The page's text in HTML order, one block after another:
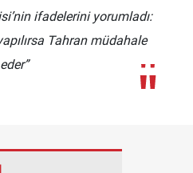
ifadelerini yorumladı:
Tahran müdahale
eder”